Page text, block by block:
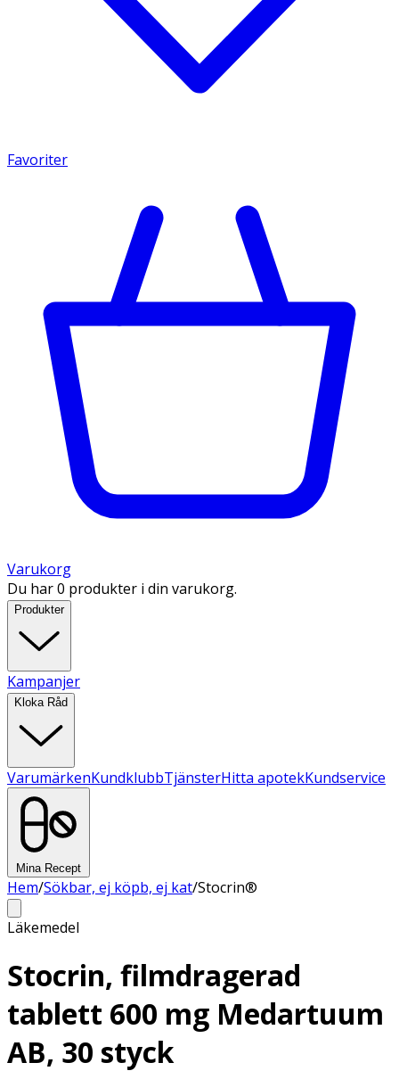
Favoriter
Varukorg
Du har 0 produkter i din varukorg.
Produkter
Kampanjer
Kloka Råd
VarumärkenKundklubbTjänsterHitta apotekKundservice
Mina Recept
Hem/Sökbar, ej köpb, ej kat/Stocrin®
Läkemedel
Stocrin, filmdragerad
tablett 600 mg Medartuum
AB, 30 styck